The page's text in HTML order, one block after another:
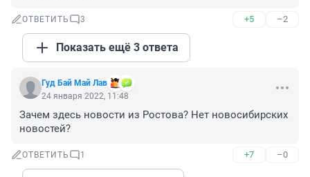
ОТВЕТИТЬ 3 +5 –2
Показать ещё 3 ответа
Гуд Бай Май Лав
24 января 2022, 11:48
Зачем здесь новости из Ростова? Нет новосибирских
новостей?
ОТВЕТИТЬ 1 +7 –0